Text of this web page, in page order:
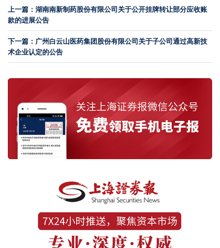
上一篇：湖南南新制药股份有限公司关于公开挂牌转让部分应收账
款的进展公告
下一篇：广州白云山医药集团股份有限公司关于子公司通过高新技
术企业认定的公告